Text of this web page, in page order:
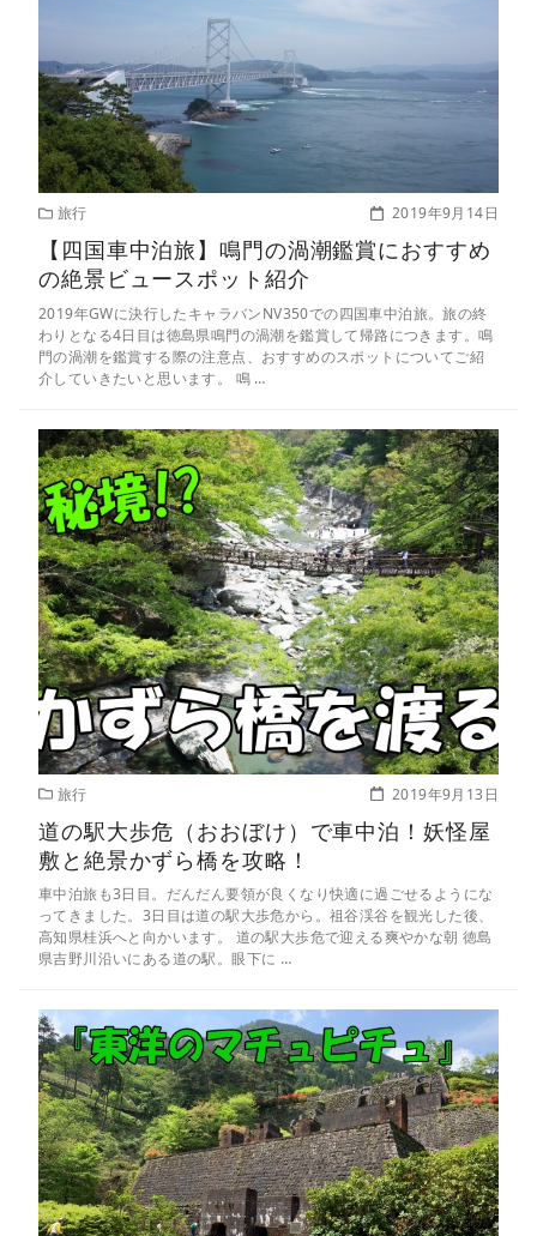
旅行 2019年9月14日
【四国車中泊旅】鳴門の渦潮鑑賞におすすめ
の絶景ビュースポット紹介
2019年GWに決行したキャラバンNV350での四国車中泊旅。旅の終
わりとなる4日目は徳島県鳴門の渦潮を鑑賞して帰路につきます。鳴
門の渦潮を鑑賞する際の注意点、おすすめのスポットについてご紹
介していきたいと思います。 鳴 …
旅行 2019年9月13日
道の駅大歩危（おおぼけ）で車中泊！妖怪屋
敷と絶景かずら橋を攻略！
車中泊旅も3日目。だんだん要領が良くなり快適に過ごせるようにな
ってきました。3日目は道の駅大歩危から。祖谷渓谷を観光した後、
高知県桂浜へと向かいます。 道の駅大歩危で迎える爽やかな朝 徳島
県吉野川沿いにある道の駅。眼下に …